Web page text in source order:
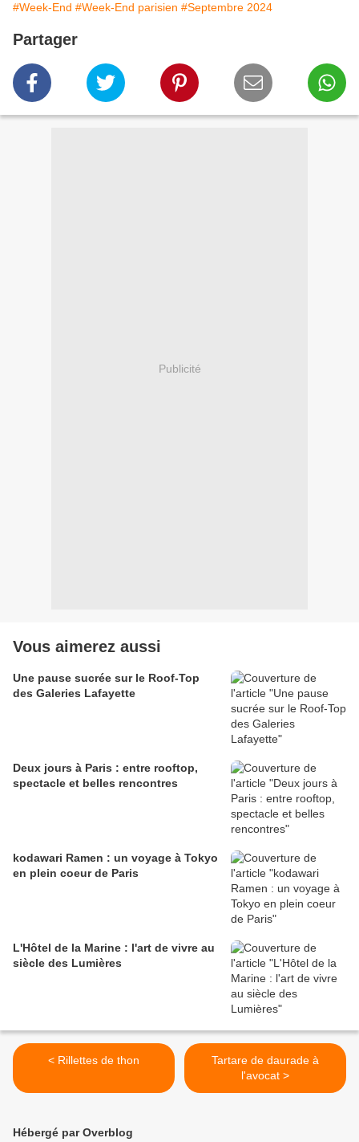
#Week-End #Week-End parisien #Septembre 2024
Partager
Publicité
Vous aimerez aussi
Une pause sucrée sur le Roof-Top
des Galeries Lafayette
Deux jours à Paris : entre rooftop,
spectacle et belles rencontres
kodawari Ramen : un voyage à Tokyo
en plein coeur de Paris
L'Hôtel de la Marine : l'art de vivre au
siècle des Lumières
< Rillettes de thon
Tartare de daurade à
l'avocat >
Hébergé par Overblog